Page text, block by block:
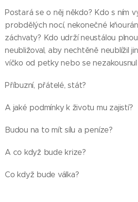
Postará se o něj někdo? Kdo s ním
probdělých nocí, nekonečné
záchvaty? Kdo udrží neustálou
neubližoval, aby nechtěně neublížil
víčko od petky nebo se
Příbuzní, přátelé, stát?
A jaké podmínky k životu mu zajistí?
Budou na to mít sílu a peníze?
A co když bude krize?
Co když bude válka?